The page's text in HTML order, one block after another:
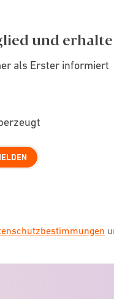
und
als Erster informiert